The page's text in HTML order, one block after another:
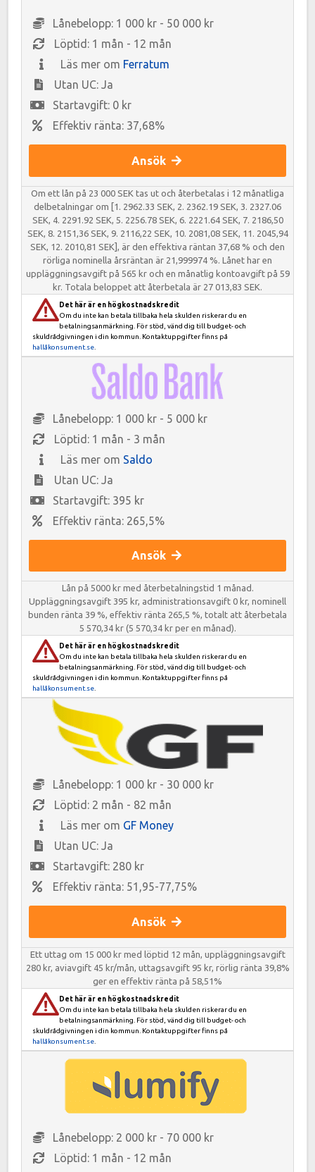
Lånebelopp: 1 000 kr - 50 000 kr
Löptid: 1 mån - 12 mån
Läs mer om Ferratum
Utan UC: Ja
Startavgift: 0 kr
Effektiv ränta: 37,68%
Ansök
Om ett lån på 23 000 SEK tas ut och återbetalas i 12 månatliga
delbetalningar om [1. 2962.33 SEK, 2. 2362.19 SEK, 3. 2327.06
SEK, 4. 2291.92 SEK, 5. 2256.78 SEK, 6. 2221.64 SEK, 7. 2186,50
SEK, 8. 2151,36 SEK, 9. 2116,22 SEK, 10. 2081,08 SEK, 11. 2045,94
SEK, 12. 2010,81 SEK], är den effektiva räntan 37,68 % och den
rörliga nominella årsräntan är 21,999974 %. Lånet har en
uppläggningsavgift på 565 kr och en månatlig kontoavgift på 59
kr. Totala beloppet att återbetala är 27 013,83 SEK.
Det här är en högkostnadskredit
Om du inte kan betala tillbaka hela skulden riskerar du en
betalningsanmärkning. För stöd, vänd dig till budget- och
skuldrådgivningen i din kommun. Kontaktuppgifter finns på
hallåkonsument.se
Lånebelopp: 1 000 kr - 5 000 kr
Löptid: 1 mån - 3 mån
Läs mer om Saldo
Utan UC: Ja
Startavgift: 395 kr
Effektiv ränta: 265,5%
Ansök
Lån på 5000 kr med återbetalningstid 1 månad.
Uppläggningsavgift 395 kr, administrationsavgift 0 kr, nominell
bunden ränta 39 %, effektiv ränta 265,5 %, totalt att återbetala
5 570,34 kr (5 570,34 kr per en månad).
Det här är en högkostnadskredit
Om du inte kan betala tillbaka hela skulden riskerar du en
betalningsanmärkning. För stöd, vänd dig till budget- och
skuldrådgivningen i din kommun. Kontaktuppgifter finns på
hallåkonsument.se
Lånebelopp: 1 000 kr - 30 000 kr
Löptid: 2 mån - 82 mån
Läs mer om GF Money
Utan UC: Ja
Startavgift: 280 kr
Effektiv ränta: 51,95-77,75%
Ansök
Ett uttag om 15 000 kr med löptid 12 mån, uppläggningsavgift
280 kr, aviavgift 45 kr/mån, uttagsavgift 95 kr, rörlig ränta 39,8%
ger en effektiv ränta på 58,51%
Det här är en högkostnadskredit
Om du inte kan betala tillbaka hela skulden riskerar du en
betalningsanmärkning. För stöd, vänd dig till budget- och
skuldrådgivningen i din kommun. Kontaktuppgifter finns på
hallåkonsument.se
Lånebelopp: 2 000 kr - 70 000 kr
Löptid: 1 mån - 12 mån